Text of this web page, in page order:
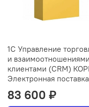
1С Управление
и
клиентами (CRM)
Электронная поставка
83 600 ₽